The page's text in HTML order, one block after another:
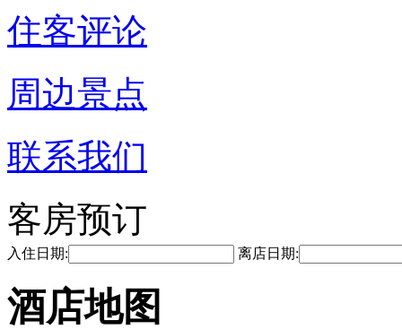
住客评论
周边景点
联系我们
客房预订
入住日期: 离店日期:
酒店地图